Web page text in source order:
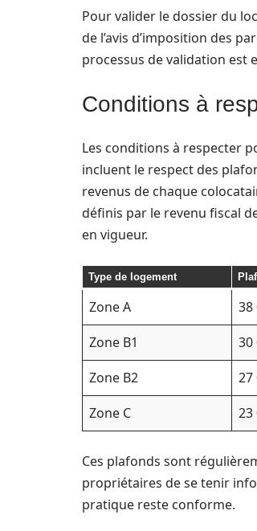
Pour valider le dossier du
de l’avis d’imposition des
processus de validation est
Conditions à
Les conditions à respecter
incluent le respect des
revenus de chaque
définis par le revenu fiscal
en vigueur.
Type de logement
Zone A 38
Zone B1
30
Zone B2
27
Zone C
23
Ces plafonds sont
propriétaires de se tenir
pratique reste conforme.